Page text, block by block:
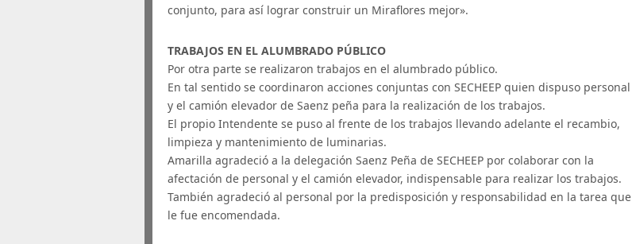
conjunto, para así lograr construir un Miraflores mejor».
TRABAJOS EN EL ALUMBRADO PÚBLICO
Por otra parte se realizaron trabajos en el alumbrado público.
En tal sentido se coordinaron acciones conjuntas con SECHEEP quien dispuso personal
y el camión elevador de Saenz peña para la realización de los trabajos.
El propio Intendente se puso al frente de los trabajos llevando adelante el recambio,
limpieza y mantenimiento de luminarias.
Amarilla agradeció a la delegación Saenz Peña de SECHEEP por colaborar con la
afectación de personal y el camión elevador, indispensable para realizar los trabajos.
También agradeció al personal por la predisposición y responsabilidad en la tarea que
le fue encomendada.